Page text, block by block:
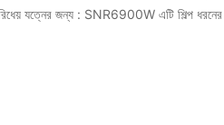
যত্নের জন্য : SNR6900W এটি শিল্প